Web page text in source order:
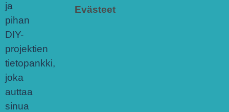
ja
pihan
DIY-
projektien
tietopankki,
joka
auttaa
sinua
Evästeet